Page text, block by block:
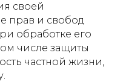
своей
прав и свобод
обработке его
числе защиты
частной жизни,